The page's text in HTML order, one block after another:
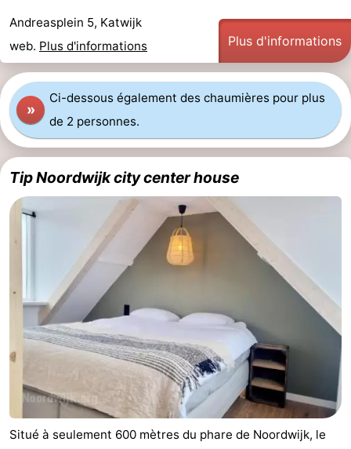
Andreasplein 5, Katwijk
web. Plus d'informations Plus d'informations
»
Ci-dessous également des chaumières pour plus
de 2 personnes.
Tip Noordwijk city center house
Situé à seulement 600 mètres du phare de Noordwijk, le